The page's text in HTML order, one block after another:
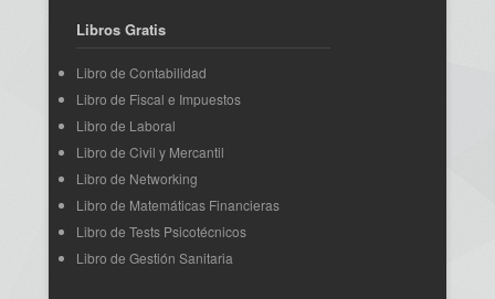
Libros Gratis
Libro de Contabilidad
Libro de Fiscal e Impuestos
Libro de Laboral
Libro de Civil y Mercantil
Libro de Networking
Libro de Matemáticas Financieras
Libro de Tests Psicotécnicos
Libro de Gestión Sanitaria